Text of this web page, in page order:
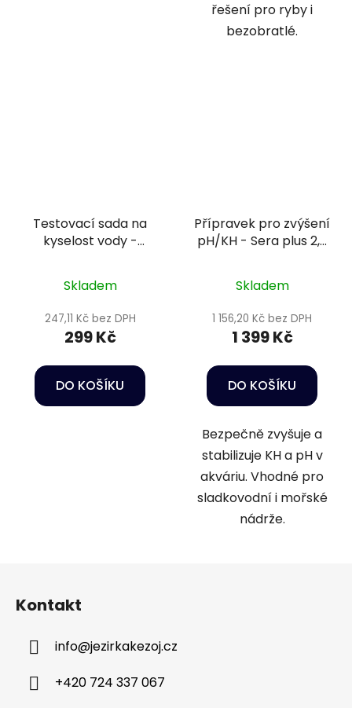
řešení pro ryby i
bezobratlé.
Testovací sada na
kyselost vody -
Skladem
247,11 Kč bez DPH
299 Kč
DO KOŠÍKU
Přípravek pro zvýšení
pH/KH - Sera plus 2,5
Skladem
1 156,20 Kč bez DPH
1 399 Kč
DO KOŠÍKU
Bezpečně zvyšuje a
stabilizuje KH a pH v
akváriu. Vhodné pro
sladkovodní i mořské
nádrže.
Kontakt
info@jezirkakezoj.cz
+420 724 337 067